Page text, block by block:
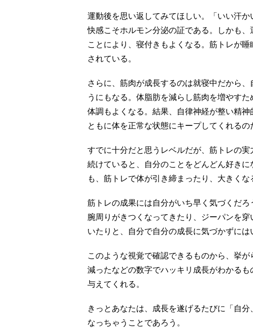
運動後を思い返してみてほしい。「いい汗
快感こそホルモン分泌の証である。しかも
ことにより、寝付きもよくなる。筋トレが
されている。
さらに、筋肉が成長するのは就寝中だから
うにもなる。体脂肪を減らし筋肉を増やす
体調もよくなる。結果、自律神経が整い精
ともに体を正常な状態にキープしてくれるの
すでに十分だと思うレベルだが、筋トレの
続けていると、自分のことをどんどん好き
も、筋トレで体が引き締まったり、大きくな
筋トレの成果には自分がいち早く気づくだ
腕周りがきつくなってきたり、ジーパンを
いたりと、自分で自分の成長に気づかずには
このような視覚で確認できるものから、挙
減ったなどの数字でハッキリ成長がわかる
与えてくれる。
きっとあなたは、成長を遂げるたびに「自
なっちゃうことであろう。